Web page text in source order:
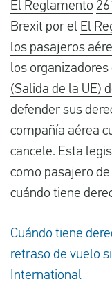
El Reglamento
Brexit por el El
los pasajeros
los organizadores
(Salida de la UE)
defender sus
compañía aérea
cancele. Esta
como pasajero
cuándo tiene
Cuándo tiene
retraso de vuelo
International